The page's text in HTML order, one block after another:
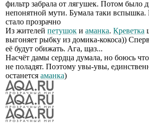
фильтр забрала от лягушек. Потом было
непонятной мути. Бумала таки вспышка.
стало прозрачно
Из жителей петушок и аманка. Креветка
выгоняет рыбку из домика-кокоса))
её будут обижать. Ага, щаз...
Насчёт дамы сердца думала, но боюсь
не поладят. Поэтому увы-увы,
останется аманка)